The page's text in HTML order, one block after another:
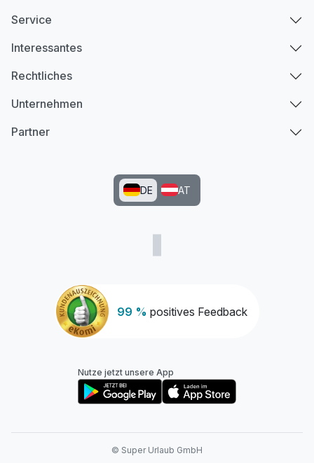
99 % positives Feedback
Service
Interessantes
Rechtliches
Unternehmen
Partner
DE AT
Nutze jetzt unsere App
© Super Urlaub GmbH